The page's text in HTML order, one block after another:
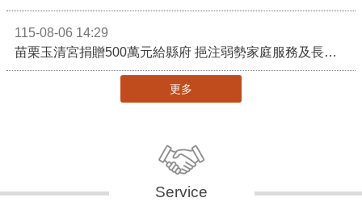
115-08-06 14:29
更多